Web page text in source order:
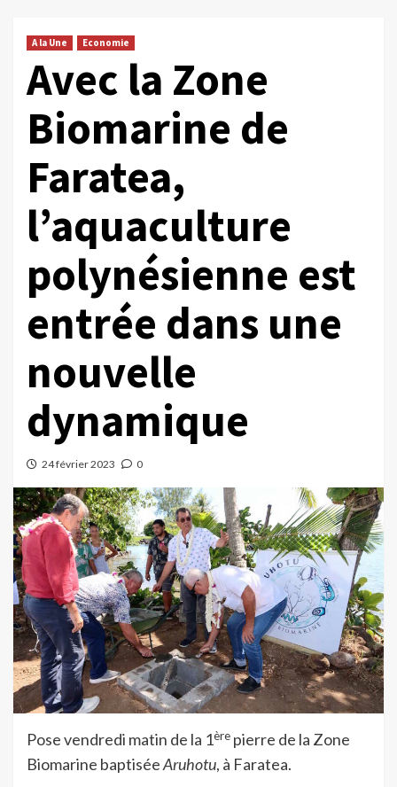
A la Une Economie
Avec la Zone
Biomarine de
Faratea,
l’aquaculture
polynésienne est
entrée dans une
nouvelle
dynamique
24 février 2023 0
Pose vendredi matin de la 1ère pierre de la Zone
Biomarine baptiséeAruhotu, à Faratea.